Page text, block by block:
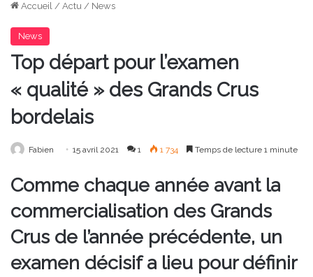
Accueil / Actu / News
News
Top départ pour l’examen
« qualité » des Grands Crus
bordelais
Fabien 15 avril 2021 1 1 734 Temps de lecture 1 minute
Comme chaque année avant la
commercialisation des Grands
Crus de l’année précédente, un
examen décisif a lieu pour définir